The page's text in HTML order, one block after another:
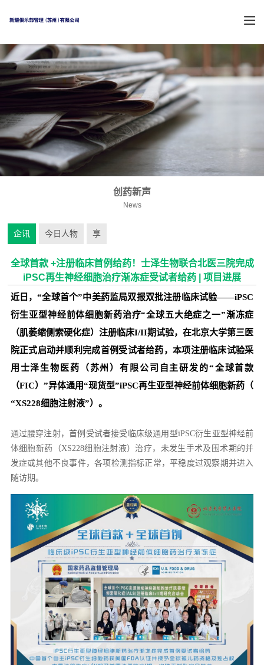
创药新声
News
企讯 今日人物 享
全球首款 +注册临床首例给药！士泽生物联合北医三院完成
iPSC再生神经细胞治疗渐冻症受试者给药 | 项目进展
近日，“全球首个”中美药监局双报双批注册临床试验——iPSC
衍生亚型神经前体细胞新药治疗“全球五大绝症之一”渐冻症
（肌萎缩侧索硬化症）注册临床I/II期试验，在北京大学第三医
院正式启动并顺利完成首例受试者给药，本项注册临床试验采
用士泽生物医药（苏州）有限公司自主研发的“全球首款
（FIC）”异体通用“现货型”iPSC再生亚型神经前体细胞新药 （
“XS228细胞注射液”）。
通过腰穿注射，首例受试者接受临床级通用型iPSC衍生亚型神经前
体细胞新药（XS228细胞注射液）治疗，未发生手术及围术期的并
发症或其他不良事件，各项检测指标正常，平稳度过观察期并进入
随访期。